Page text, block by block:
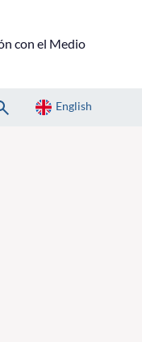
con el Medio
English